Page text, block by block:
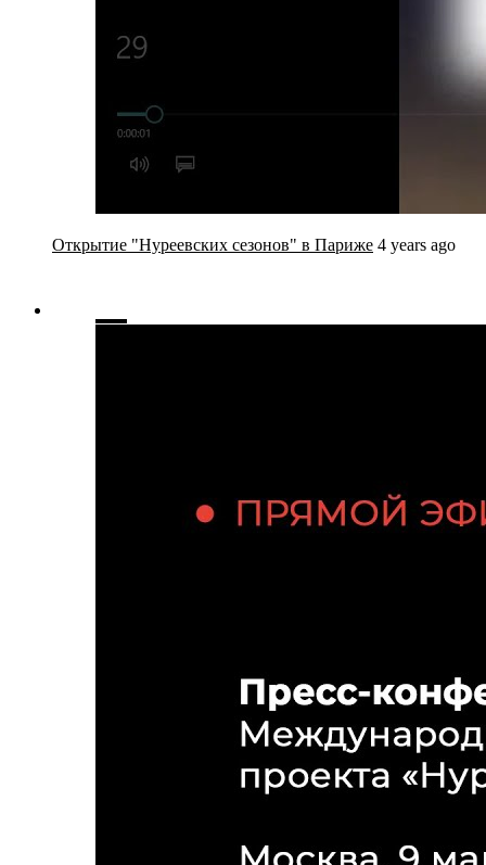
Открытие "Нуреевских сезонов" в Париже 4 years ago